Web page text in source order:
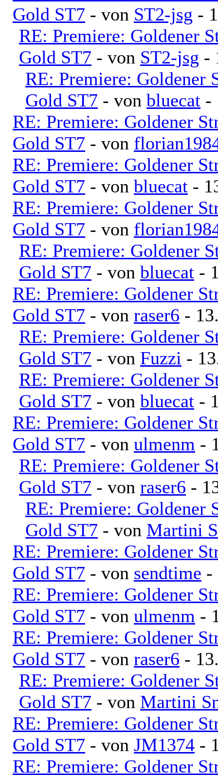
Gold ST7 - von ST2-jsg -
RE: Premiere: Goldener
Gold ST7 - von ST2-jsg -
RE: Premiere: Goldener
Gold ST7 - von bluecat -
RE: Premiere: Goldener
Gold ST7 - von
RE: Premiere: Goldener
Gold ST7 - von bluecat -
RE: Premiere: Goldener
Gold ST7 - von
RE: Premiere: Goldener
Gold ST7 - von bluecat -
RE: Premiere: Goldener
Gold ST7 - von raser6 -
RE: Premiere: Goldener
Gold ST7 - von Fuzzi -
RE: Premiere: Goldener
Gold ST7 - von bluecat -
RE: Premiere: Goldener
Gold ST7 - von ulmenm -
RE: Premiere: Goldener
Gold ST7 - von raser6 -
RE: Premiere: Goldener
Gold ST7 - von Martini
RE: Premiere: Goldener
Gold ST7 - von sendtime -
RE: Premiere: Goldener
Gold ST7 - von ulmenm -
RE: Premiere: Goldener
Gold ST7 - von raser6 -
RE: Premiere: Goldener
Gold ST7 - von Martini
RE: Premiere: Goldener
Gold ST7 - von JM1374 -
RE: Premiere: Goldener